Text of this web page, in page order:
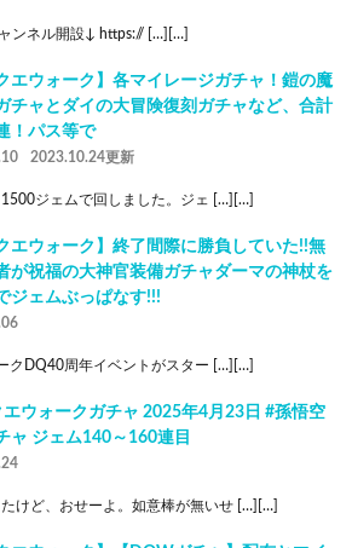
ンネル開設↓ https:// […][…]
エウォーク】各マイレージガチャ！鎧の魔
チャとダイの大冒険復刻ガチャなど、合計
！パス等で
2023.10.24更新
ジェムで回しました。ジェ […][…]
エウォーク】終了間際に勝負していた!!無
が祝福の大神官装備ガチャダーマの神杖を
ジェムぶっぱなす!!!
クDQ40周年イベントがスター […][…]
ウォークガチャ 2025年4月23日 #孫悟空
ャ ジェム140～160連目
けど、おせーよ。如意棒が無いせ […][…]